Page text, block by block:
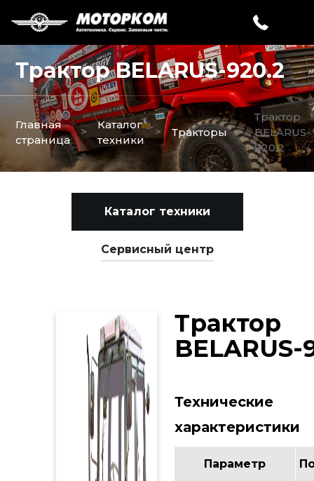
Трактор BELARUS-920.2
Главная
страница
>
Каталог
техники
> Тракторы >
Трактор
BELARUS-
920.2
Каталог техники
Сервисный центр
Трактор
BELARUS-
Технические
характеристики
Параметр